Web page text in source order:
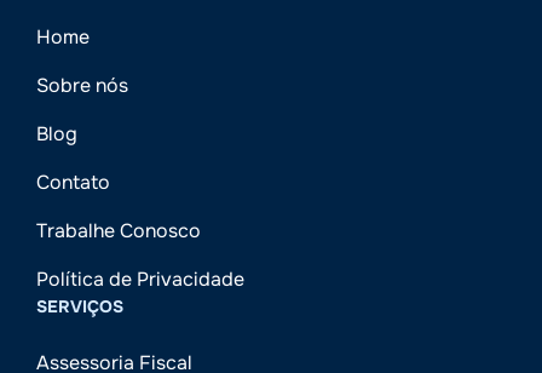
Home
Sobre nós
Blog
Contato
Trabalhe Conosco
Política de Privacidade
SERVIÇOS
Assessoria Fiscal